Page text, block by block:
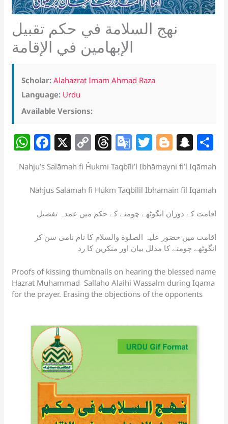
نهج السلامة في حكم تقبيل
الإبهامين في الإقامة
Scholar: Alahazrat Imam Ahmad Raza
Language: Urdu
Available Versions:
W
h
at
s
p
p
F
a
c
e
b
o
o
X C
o
p
y
Li
n
k
T
h
re
a
d
s
G
o
o
gl
e
Tr
a
n
sl
at
T
w
itt
er
Bl
o
g
g
er
S
n
a
p
c
h
at
e
Nahju’s Salāmah fi Ĥukmi Taqbīli’l Ibhāmayni fi’l Iqāmah
Nahjus Salamah fi Hukm Taqbilil Ibhamain fil Iqamah
اقامت کے دوران انگوٹھے چومنے کے حکم میں عمدہ تفصیل
اقامت میں حضور علیہ الصلوة والسلام کا نام نامی سن کر
انگوٹھے چومنے کا مدلل بیان اور منکرین کا رد
Proofs of kissing thumbnails on hearing the blessed name
Hazrat Muhammad Sallaho Alaihi Wassalm during Iqama
for the prayer. Erasing the objections of the opponents